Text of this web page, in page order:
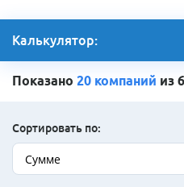
Калькулятор:
Показано 20 компаний из
Сортировать по:
Сумме